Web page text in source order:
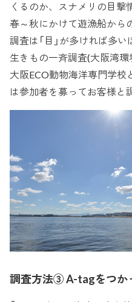
くるのか、スナメリの目撃
春～秋にかけて遊漁船から
調査は「目」が多ければ多
生きもの一斉調査(大阪湾環
大阪ECO動物海洋専門学校
は参加者を募ってお客様と
調査方法③ A-tagをつか